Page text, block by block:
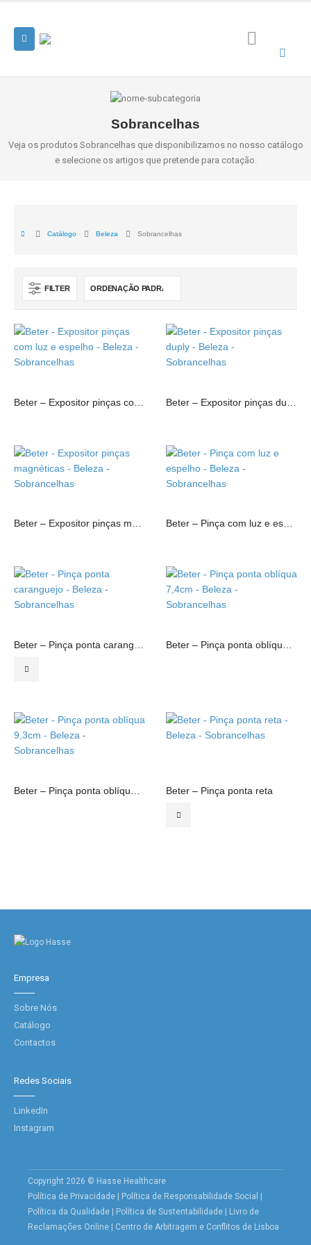
Sobrancelhas
Veja os produtos Sobrancelhas que disponibilizamos no nosso catálogo
e selecione os artigos que pretende para cotação.
Catálogo Beleza Sobrancelhas
FILTER
Beter – Expositor pinças magnéticas Beter – Pinça com luz e espelho
Beter – Pinça ponta oblíqua 9,3cm Beter – Pinça ponta reta
Empresa
Sobre Nós
Catálogo
Contactos
Redes Sociais
LinkedIn
Instagram
Copyright 2026 © Hasse Healthcare
Política de Privacidade | Política de Responsabilidade Social |
Política da Qualidade | Política de Sustentabilidade | Livro de
Reclamações Online | Centro de Arbitragem e Conflitos de Lisboa